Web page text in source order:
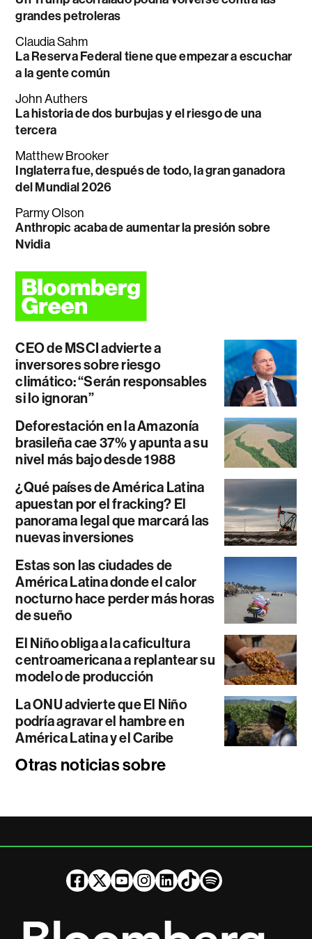
grandes petroleras
Claudia Sahm
La Reserva Federal tiene que empezar a escuchar
a la gente común
John Authers
La historia de dos burbujas y el riesgo de una
tercera
Matthew Brooker
Inglaterra fue, después de todo, la gran ganadora
del Mundial 2026
Parmy Olson
Anthropic acaba de aumentar la presión sobre
Nvidia
CEO de MSCI advierte a
inversores sobre riesgo
climático: “Serán responsables
si lo ignoran”
Deforestación en la Amazonía
brasileña cae 37% y apunta a su
nivel más bajo desde 1988
¿Qué países de América Latina
apuestan por el fracking? El
panorama legal que marcará las
nuevas inversiones
Estas son las ciudades de
América Latina donde el calor
nocturno hace perder más horas
de sueño
El Niño obliga a la caficultura
centroamericana a replantear su
modelo de producción
La ONU advierte que El Niño
podría agravar el hambre en
América Latina y el Caribe
Otras noticias sobre